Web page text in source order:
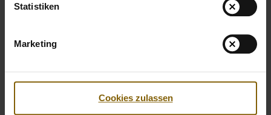
Statistiken
Marketing
Cookies zulassen